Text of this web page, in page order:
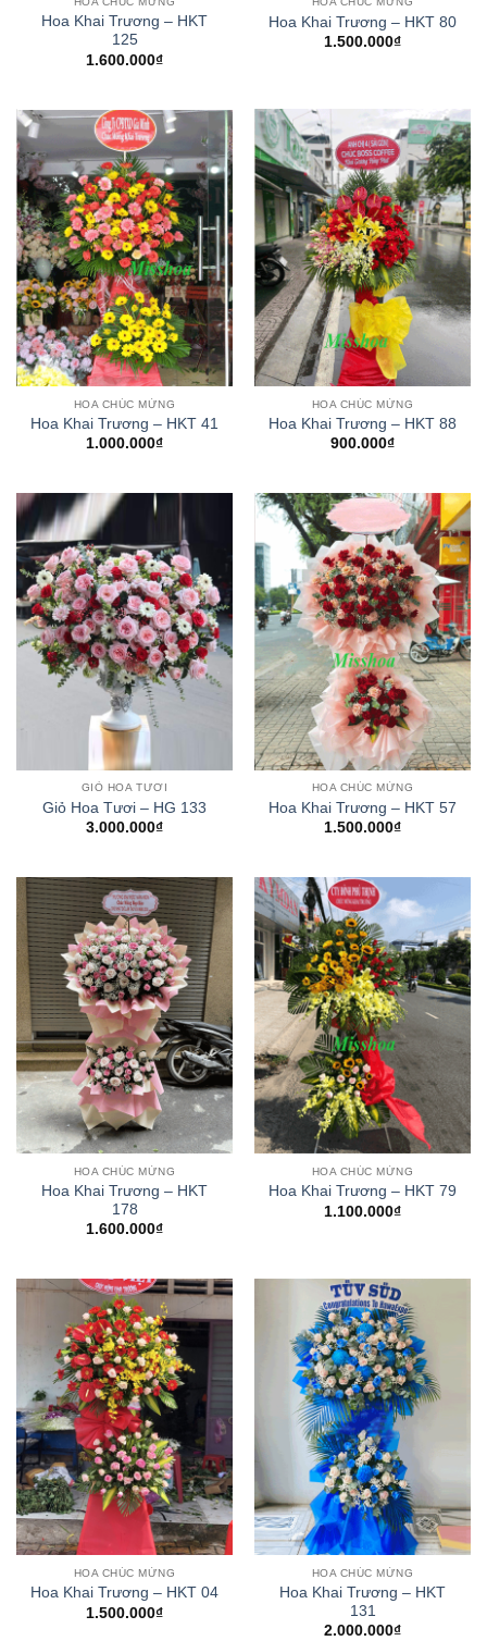
Hoa Khai Trương – HKT
125
1.600.000₫
Hoa Khai Trương – HKT 80
1.500.000₫
HOA CHÚC MỪNG
Hoa Khai Trương – HKT 41
1.000.000₫
HOA CHÚC MỪNG
Hoa Khai Trương – HKT 88
900.000₫
GIỎ HOA TƯƠI
Giỏ Hoa Tươi – HG 133
3.000.000₫
HOA CHÚC MỪNG
Hoa Khai Trương – HKT 57
1.500.000₫
HOA CHÚC MỪNG
Hoa Khai Trương – HKT
178
1.600.000₫
HOA CHÚC MỪNG
Hoa Khai Trương – HKT 79
1.100.000₫
HOA CHÚC MỪNG
Hoa Khai Trương – HKT 04
1.500.000₫
HOA CHÚC MỪNG
Hoa Khai Trương – HKT
131
2.000.000₫